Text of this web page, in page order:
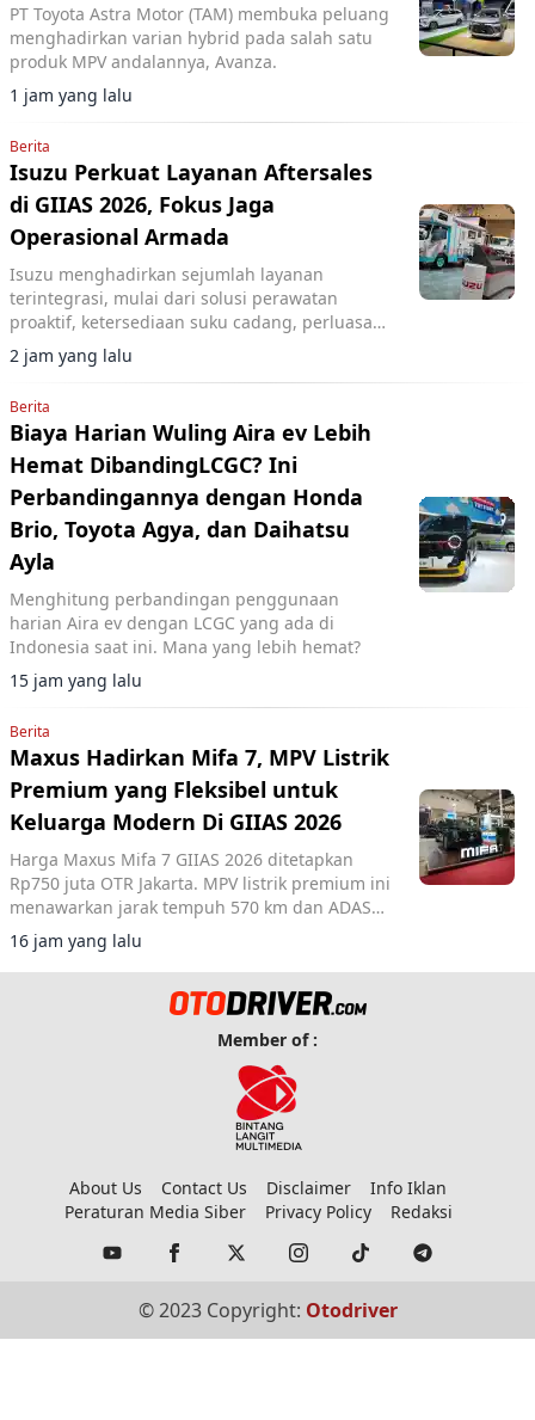
PT Toyota Astra Motor (TAM) membuka peluang
menghadirkan varian hybrid pada salah satu
produk MPV andalannya, Avanza.
1 jam yang lalu
Berita
Isuzu Perkuat Layanan Aftersales
di GIIAS 2026, Fokus Jaga
Operasional Armada
Isuzu menghadirkan sejumlah layanan
terintegrasi, mulai dari solusi perawatan
proaktif, ketersediaan suku cadang, perluasan
jaringan layanan, hingga pemanfaatan
teknologi.
2 jam yang lalu
Berita
Biaya Harian Wuling Aira ev Lebih
Hemat DibandingLCGC? Ini
Perbandingannya dengan Honda
Brio, Toyota Agya, dan Daihatsu
Ayla
Menghitung perbandingan penggunaan
harian Aira ev dengan LCGC yang ada di
Indonesia saat ini. Mana yang lebih hemat?
15 jam yang lalu
Berita
Maxus Hadirkan Mifa 7, MPV Listrik
Premium yang Fleksibel untuk
Keluarga Modern Di GIIAS 2026
Harga Maxus Mifa 7 GIIAS 2026 ditetapkan
Rp750 juta OTR Jakarta. MPV listrik premium ini
menawarkan jarak tempuh 570 km dan ADAS
Level 2+.
16 jam yang lalu
Member of :
About Us Contact Us Disclaimer
Info Iklan
Peraturan Media Siber
Privacy Policy Redaksi
© 2023 Copyright: Otodriver